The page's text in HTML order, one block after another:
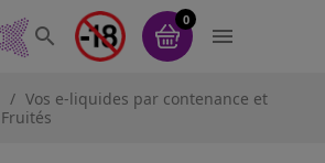

0

Vos e-liquides par contenance et